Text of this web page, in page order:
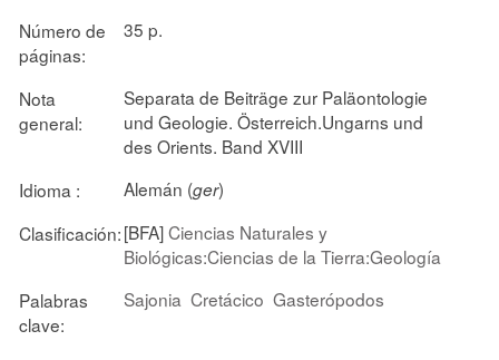
Número de
páginas:
35 p.
Nota
general:
Separata de Beiträge zur Paläontologie
und Geologie. Österreich.Ungarns und
des Orients. Band XVIII
Idioma :
Alemán (ger)
Clasificación:[BFA]Ciencias Naturales y
Biológicas:Ciencias de la Tierra:Geología
Palabras
clave:
Sajonia Cretácico Gasterópodos